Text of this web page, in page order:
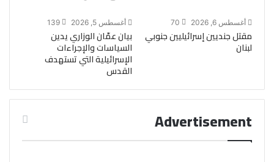
أغسطس 6, 2026 70
مقتل جنديين إسرائيليين جنوبي
لبنان
أغسطس 5, 2026 139
بيان عمّان الوزاري يدين
السياسات والإجراءات
الإسرائيلية التي تستهدف
القدس
Advertisement